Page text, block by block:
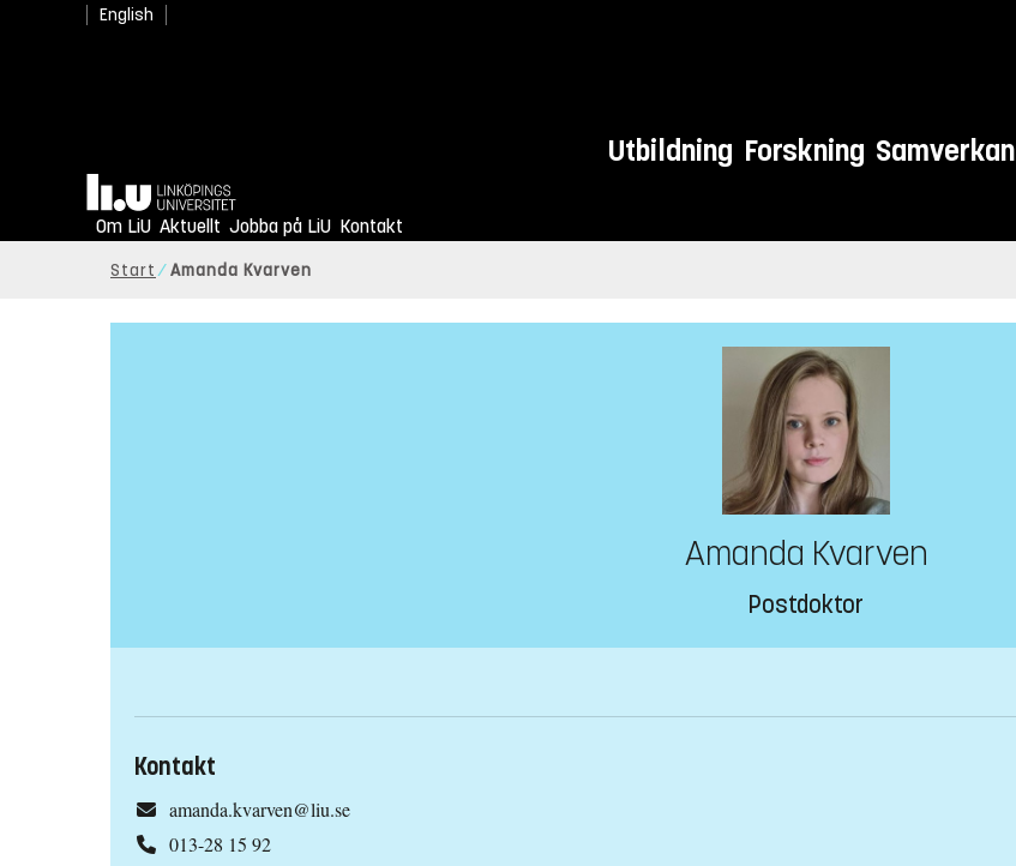
English
Utbildning Forskning Samverkan
Hem
Om LiU Aktuellt Jobba på LiU Kontakt
Start Amanda Kvarven
Amanda Kvarven
Postdoktor
Kontakt
amanda.kvarven@liu.se
013-28 15 92